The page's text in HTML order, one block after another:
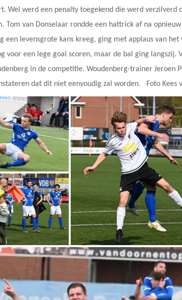
Wel werd een penalty toegekend die werd verzilverd
Tom van Donselaar rondde een hattrick af na
een levensgrote kans kreeg, ging met applaus van
voor een lege goal scoren, maar de bal ging langszij.
in de competitie. Woudenberg-trainer Jeroen
dat dit niet eenvoudig zal worden. Foto Kees